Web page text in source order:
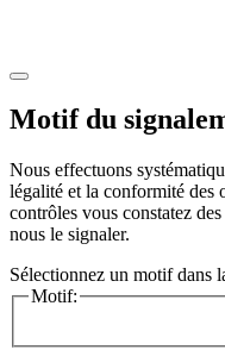
Motif du
Nous effectuons
légalité et la conformité des
contrôles vous constatez
nous le signaler.
Sélectionnez un motif dans
Motif: